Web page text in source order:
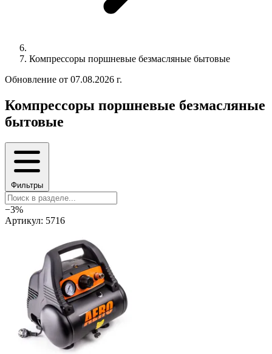
Компрессоры поршневые безмасляные бытовые
Обновление от 07.08.2026 г.
Компрессоры поршневые безмасляные
бытовые
Фильтры
−3%
Артикул: 5716